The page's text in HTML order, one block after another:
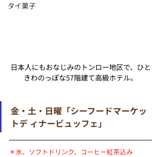
タイ菓子
日本人にもおなじみのトンロー地区で、ひと
きわのっぽな57階建て高級ホテル。
金・土・日曜「シーフードマーケッ
トデ ィナービュッフェ」
＊水、ソフトドリンク、コーヒー紅茶込み